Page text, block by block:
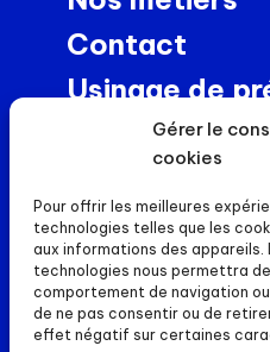
Gérer le
cookies
Pour offrir les meilleures
technologies telles que les
aux informations des
technologies nous permettra
comportement de navigation
de ne pas consentir ou de
effet négatif sur certaines
Contact
Usinage de
Carrières
DOSSIERS
Mentions